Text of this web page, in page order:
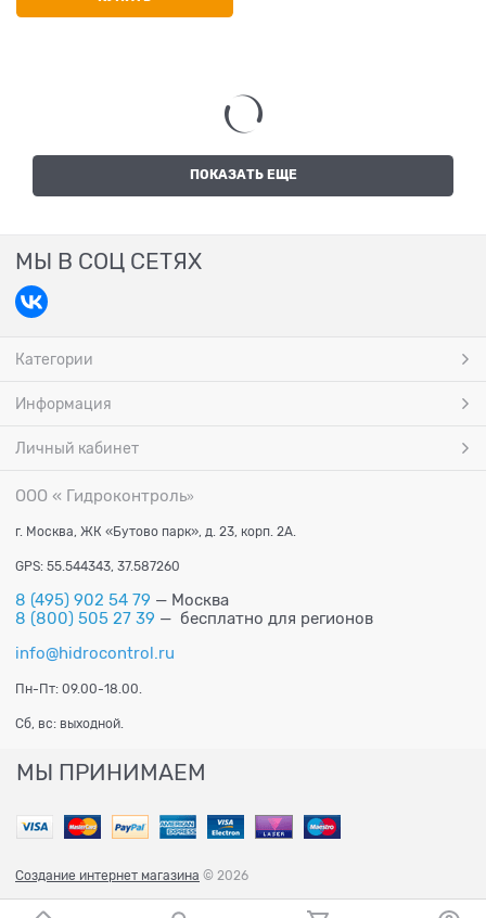
ПОКАЗАТЬ ЕЩЕ
МЫ В СОЦ СЕТЯХ
Категории
Информация
Личный кабинет
ООО « Гидроконтроль»
г. Москва, ЖК «Бутово парк», д. 23, корп. 2А.
GPS: 55.544343, 37.587260
8 (495) 902 54 79 — Москва
8 (800) 505 27 39 — бесплатно для регионов
info@hidrocontrol.ru
Пн-Пт: 09.00-18.00.
Сб, вс: выходной.
МЫ ПРИНИМАЕМ
Создание интернет магазина © 2026